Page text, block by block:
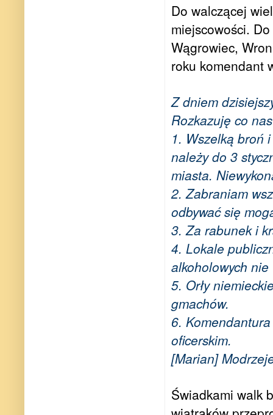
Do walczącej
miejscowości.
Wągrowiec,
roku komendant
Z dniem
Rozkazuję co
1. Wszelką broń
należy do 3
miasta.
2. Zabraniam
odbywać się
3. Za rabunek i
4. Lokale
alkoholowych
5. Orły
gmachów.
6.
oficerskim.
[Marian]
Świadkami walk